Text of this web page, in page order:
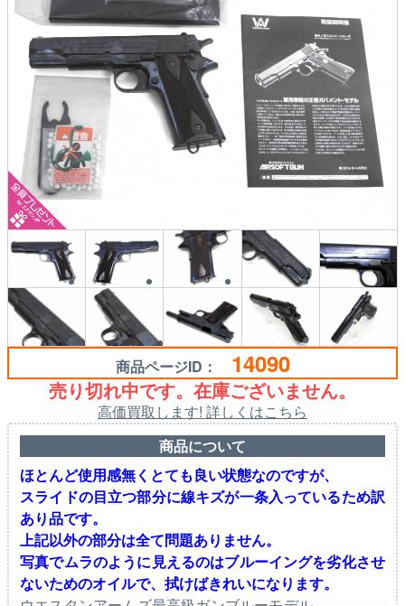
商品ページID： 14090
売り切れ中です。在庫ございません。
高価買取します! 詳しくはこちら
商品について
ほとんど使用感無くとても良い状態なのですが、
スライドの目立つ部分に線キズが一条入っているため訳
あり品です。
上記以外の部分は全て問題ありません。
写真でムラのように見えるのはブルーイングを劣化させ
ないためのオイルで、拭けばきれいになります。